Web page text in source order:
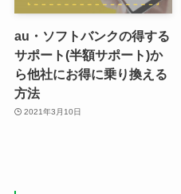
au・ソフトバンクの得する
サポート(半額サポート)か
ら他社にお得に乗り換える
方法
2021年3月10日